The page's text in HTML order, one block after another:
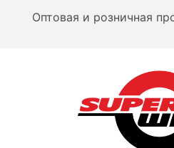
Оптовая и розничная